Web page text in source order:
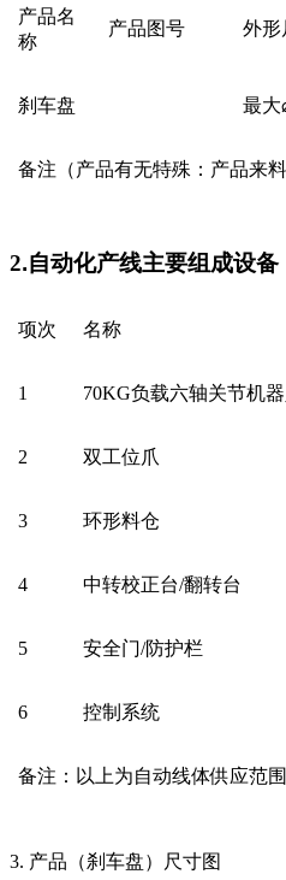
产品名
称
产品图号 外形
刹车盘 最大
备注（产品有无特殊：产品来
2.自动化产线主要组成设备
项次 名称
1 70KG负载六轴关节机器
2 双工位爪
3 环形料仓
4 中转校正台/翻转台
5 安全门/防护栏
6 控制系统
备注：以上为自动线体供应范
3. 产品（刹车盘）尺寸图